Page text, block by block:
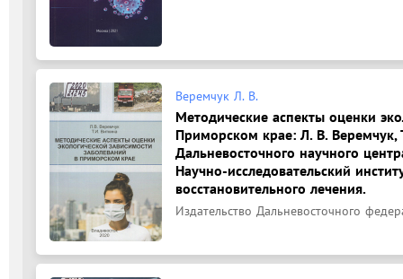
Веремчук Л. В.
Методические аспекты оценки
Приморском крае: Л. В. Веремчук,
Дальневосточного научного
Научно-исследовательский
восстановительного лечения.
Издательство Дальневосточного